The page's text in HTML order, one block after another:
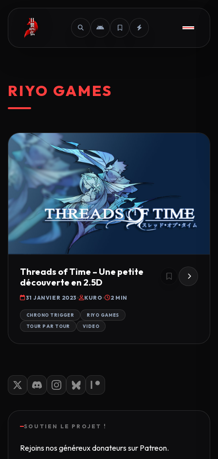
RIYO GAMES
Threads of Time – Une petite
découverte en 2.5D
31 JANVIER 2023 KURO 2 MIN
CHRONO TRIGGER RIYO GAMES
TOUR PAR TOUR VIDEO
SOUTIEN LE PROJET !
Rejoins nos généreux donateurs sur Patreon.